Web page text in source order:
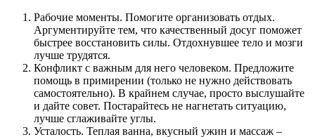
Рабочие моменты. Помогите организовать отдых.
Аргументируйте тем, что качественный досуг поможет
быстрее восстановить силы. Отдохнувшее тело и мозги
лучше трудятся.
Конфликт с важным для него человеком. Предложите
помощь в примирении (только не нужно действовать
самостоятельно). В крайнем случае, просто выслушайте
и дайте совет. Постарайтесь не нагнетать ситуацию,
лучше сглаживайте углы.
Усталость. Теплая ванна, вкусный ужин и массаж –